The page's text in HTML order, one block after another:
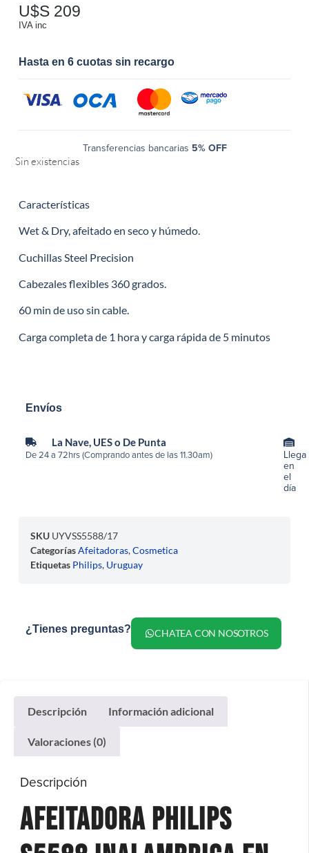
U$S 209
IVA inc
Hasta en 6 cuotas sin recargo
Transferencias bancarias 5% OFF
Sin existencias
Características
Wet & Dry, afeitado en seco y húmedo.
Cuchillas Steel Precision
Cabezales flexibles 360 grados.
60 min de uso sin cable.
Carga completa de 1 hora y carga rápida de 5 minutos
Envíos
La Nave, UES o De Punta
De 24 a 72hrs (Comprando antes de las 11.30am)
Llega
en
el
día
SKU UYVSS5588/17
CategoríasAfeitadoras,Cosmetica
Etiquetas Philips, Uruguay
¿Tienes preguntas? CHATEA CON NOSOTROS
Descripción Información adicional
Valoraciones (0)
Descripción
Afeitadora Philips